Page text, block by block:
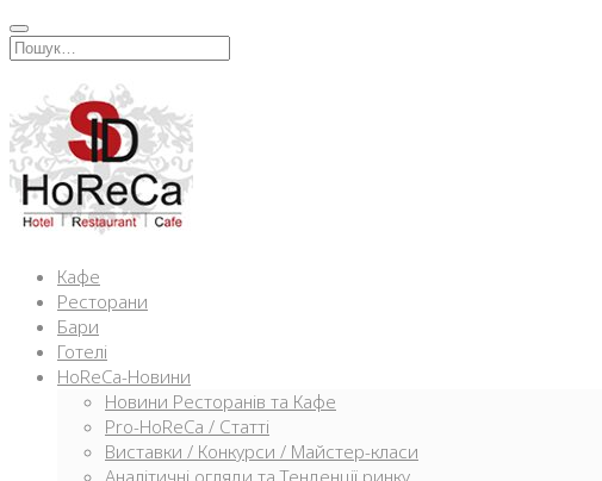
Перейти
кИскать:
Кафе
Ресторани
Бари
Готелі
HoReCa-Новини
Новини Ресторанів та Кафе
Pro-HoReCa / Статті
Виставки / Конкурси / Майстер-класи
Аналітичні огляди та Тенденції ринку